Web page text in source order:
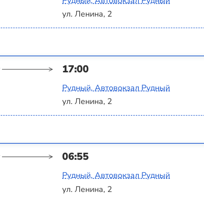
ул. Ленина, 2
17:00
Рудный, Автовокзал Рудный
ул. Ленина, 2
06:55
Рудный, Автовокзал Рудный
ул. Ленина, 2